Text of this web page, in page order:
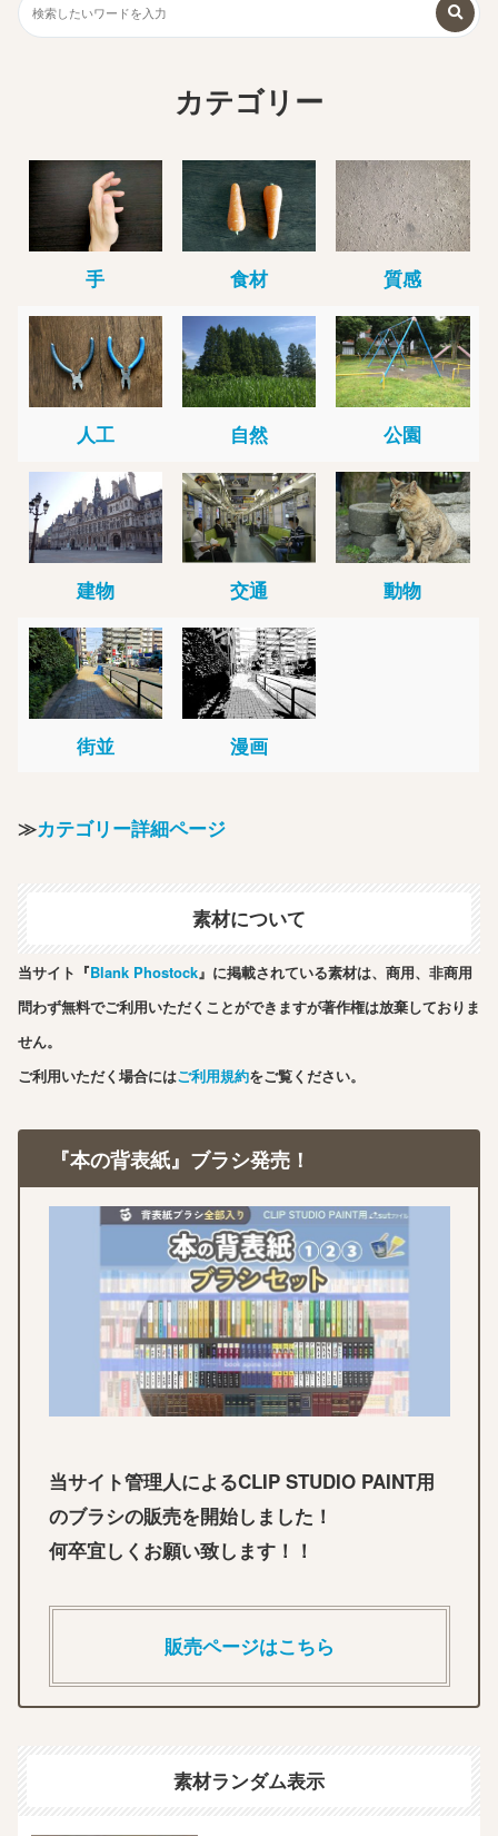
カテゴリー
手 食材 質感
人工 自然 公園
建物 交通 動物
街並 漫画
≫カテゴリー詳細ページ
素材について
当サイト『Blank Phostock』に掲載されている素材は、商用、非商用
問わず無料でご利用いただくことができますが著作権は放棄しておりま
せん。
ご利用いただく場合にはご利用規約をご覧ください。
『本の背表紙』ブラシ発売！
当サイト管理人によるCLIP STUDIO PAINT用
のブラシの販売を開始しました！
何卒宜しくお願い致します！！
販売ページはこちら
素材ランダム表示